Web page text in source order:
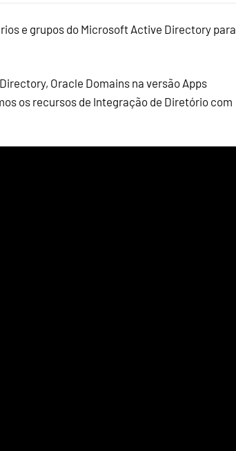
e grupos do Microsoft Active Directory para
Oracle Domains na versão Apps
os recursos de Integração de Diretório com